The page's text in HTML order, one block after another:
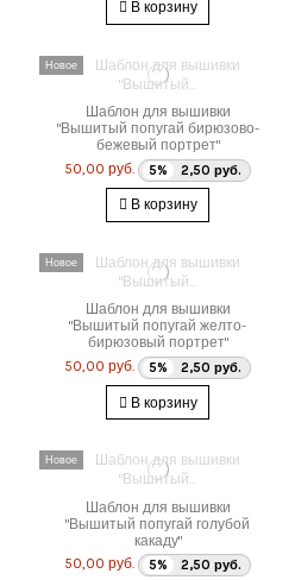
В корзину
Новое
Шаблон для вышивки
"Вышитый попугай бирюзово-
бежевый портрет"
50,00 руб.
5% 2,50 руб.
В корзину
Новое
Шаблон для вышивки
"Вышитый попугай желто-
бирюзовый портрет"
50,00 руб.
5% 2,50 руб.
В корзину
Новое
Шаблон для вышивки
"Вышитый попугай голубой
какаду"
50,00 руб.
5% 2,50 руб.